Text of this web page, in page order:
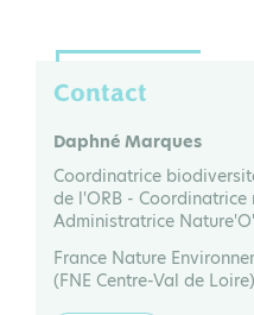
Contact
Daphné Marques
Coordinatrice
de l'ORB - Coordinatrice
Administratrice
France Nature
(FNE Centre-Val de Loire)